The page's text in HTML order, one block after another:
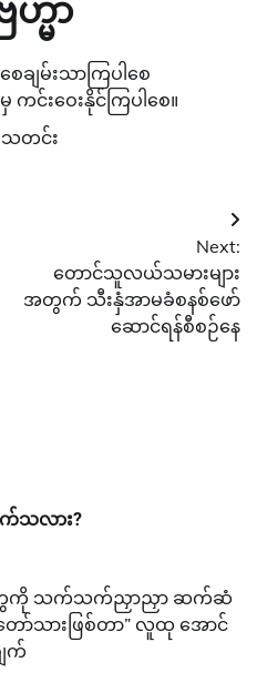
မာ
ေချမ်းသာကြပါစေ
ကင်းဝေးနိုင်ကြပါစေ။
သတင်း
Next:
တောင်သူလယ်သမားများ
အတွက် သီးနှံအာမခံစနစ်ဖော်
ဆောင်ရန်စီစဉ်နေ
သလား?
ေကို သက်သက်ညှာညှာ ဆက်ဆံ
ာ်သားဖြစ်တာ” လူထု အောင်
က်